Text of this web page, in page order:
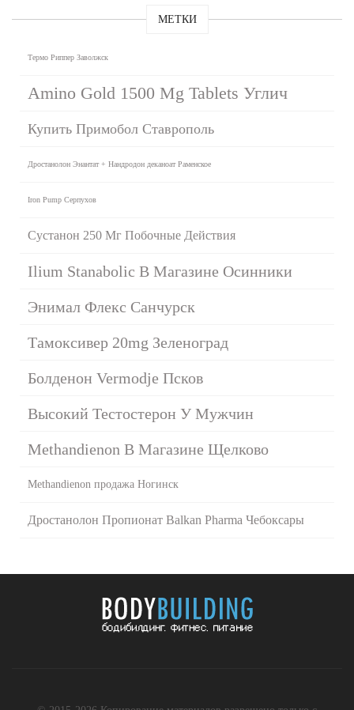
МЕТКИ
Термо Риппер Заволжск
Amino Gold 1500 Mg Tablets Углич
Купить Примобол Ставрополь
Дростанолон Энантат + Нандродон деканоат Раменское
Iron Pump Серпухов
Сустанон 250 Мг Побочные Действия
Ilium Stanabolic В Магазине Осинники
Энимал Флекс Санчурск
Тамоксивер 20mg Зеленоград
Болденон Vermodje Псков
Высокий Тестостерон У Мужчин
Methandienon В Магазине Щелково
Methandienon продажа Ногинск
Дростанолон Пропионат Balkan Pharma Чебоксары